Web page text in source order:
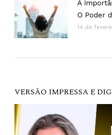
A
O Poder
14 de
VERSÃO IMPRESSA E